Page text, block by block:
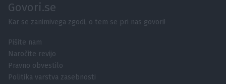
Govori.se
Kar se zanimivega zgodi, o tem se pri nas govori!
Pišite nam
Naročite revijo
Pravno obvestilo
Politika varstva zasebnosti